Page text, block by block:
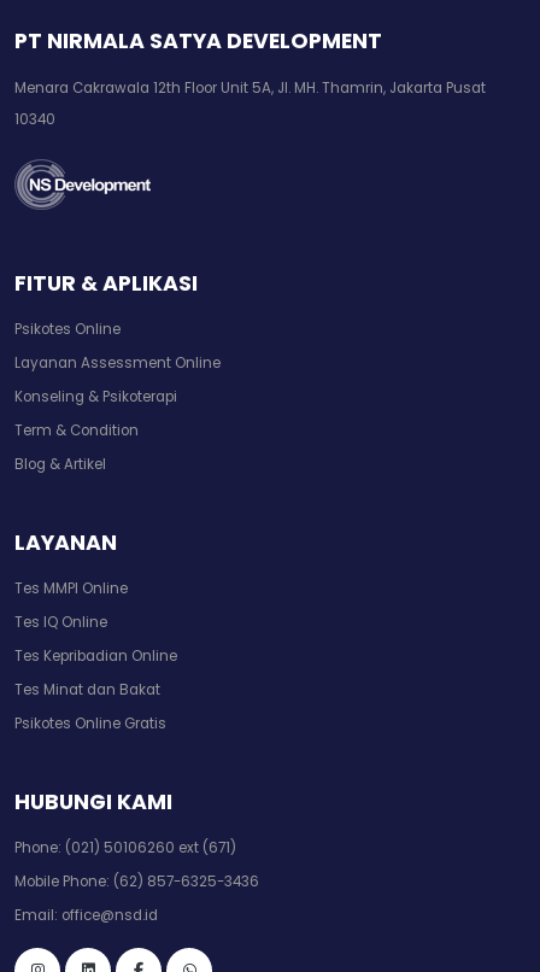
PT NIRMALA SATYA DEVELOPMENT
Menara Cakrawala 12th Floor Unit 5A, Jl. MH. Thamrin, Jakarta Pusat
10340
FITUR & APLIKASI
Psikotes Online
Layanan Assessment Online
Konseling & Psikoterapi
Term & Condition
Blog & Artikel
LAYANAN
Tes MMPI Online
Tes IQ Online
Tes Kepribadian Online
Tes Minat dan Bakat
Psikotes Online Gratis
HUBUNGI KAMI
Phone: (021) 50106260 ext (671)
Mobile Phone: (62) 857-6325-3436
Email: office@nsd.id